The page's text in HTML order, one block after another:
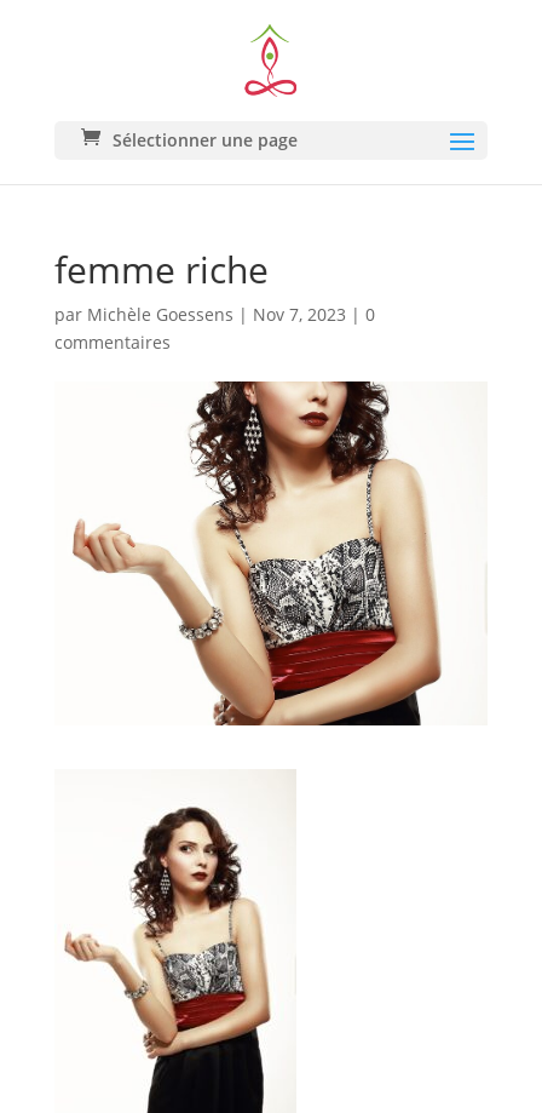
Sélectionner une page
femme riche
par Michèle Goessens | Nov 7, 2023 | 0
commentaires